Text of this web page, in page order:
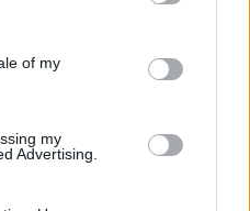
and its third-party tags to
purposes in below Google
of my
my
Advertising.